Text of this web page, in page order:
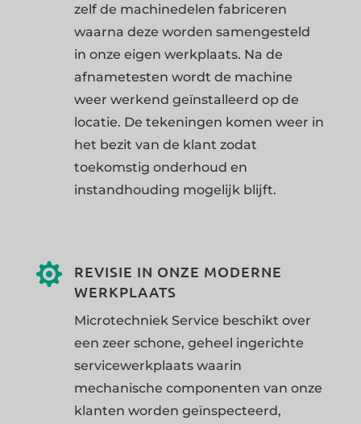
zelf de machinedelen fabriceren
waarna deze worden samengesteld
in onze eigen werkplaats. Na de
afnametesten wordt de machine
weer werkend geïnstalleerd op de
locatie. De tekeningen komen weer in
het bezit van de klant zodat
toekomstig onderhoud en
instandhouding mogelijk blijft.

REVISIE IN ONZE MODERNE
WERKPLAATS
Microtechniek Service beschikt over
een zeer schone, geheel ingerichte
servicewerkplaats waarin
mechanische componenten van onze
klanten worden geïnspecteerd,